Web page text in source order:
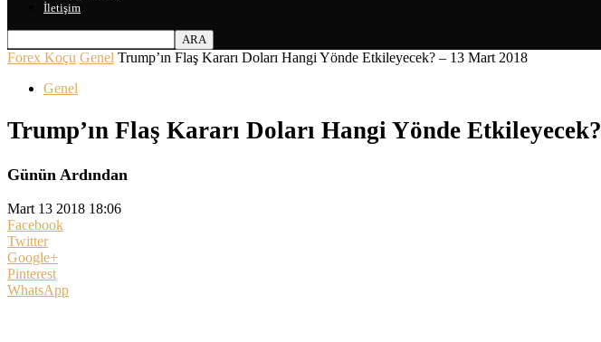
İletişim
Forex Koçu Genel Trump’ın Flaş Kararı Doları Hangi Yönde Etkileyecek? – 13 Mart 2018
Genel
Trump’ın Flaş Kararı Doları Hangi Yönde
Günün Ardından
Mart 13 2018 18:06
Facebook
Twitter
Google+
Pinterest
WhatsApp